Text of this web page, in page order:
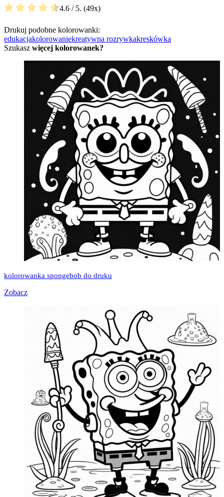
4.6 / 5. 49
Drukuj podobne kolorowanki:
edukacjakolorowaniekreatywna rozrywkakreskówka
Szukasz więcej kolorowanek?
kolorowanka spongebob do druku
Zobacz